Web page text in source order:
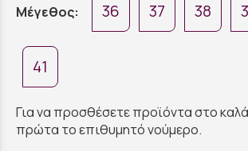
Μέγεθος: 36 37 38
41
Για να προσθέσετε προϊόντα στο
πρώτα το επιθυμητό νούμερο.